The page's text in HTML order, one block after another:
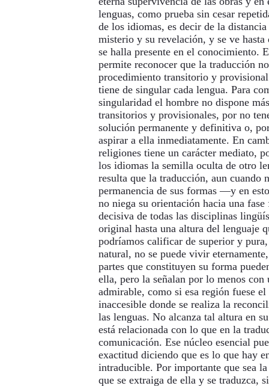
lenguas, como prueba sin cesar
de los idiomas, es decir de la
misterio y su revelación, y se ve hasta
se halla presente en el conocimiento.
permite reconocer que la traducción
procedimiento transitorio y
tiene de singular cada lengua. Para
singularidad el hombre no dispone
transitorios y provisionales, por no
solución permanente y definitiva o,
aspirar a ella inmediatamente. En
religiones tiene un carácter mediato,
los idiomas la semilla oculta de otro
resulta que la traducción, aun cuando
permanencia de sus formas —y en
no niega su orientación hacia una
decisiva de todas las disciplinas
original hasta una altura del lenguaje
podríamos calificar de superior y
natural, no se puede vivir
partes que constituyen su forma
ella, pero la señalan por lo menos con
admirable, como si esa región fuese
inaccesible donde se realiza la
las lenguas. No alcanza tal altura en
está relacionada con lo que en la
comunicación. Ese núcleo esencial
exactitud diciendo que es lo que hay
intraducible. Por importante que sea
que se extraiga de ella y se traduzca,